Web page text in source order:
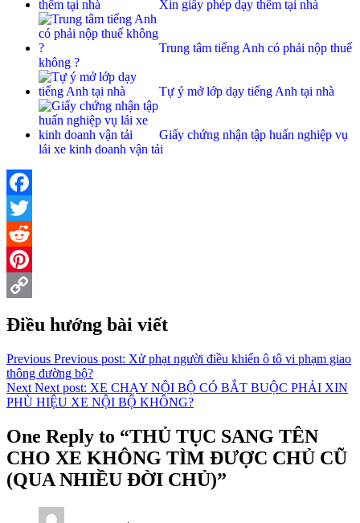
Xin giấy phép dạy thêm tại nhà
Trung tâm tiếng Anh có phải nộp thuế
không ?
Tự ý mở lớp dạy tiếng Anh tại nhà
Giấy chứng nhận tập huấn nghiệp vụ
lái xe kinh doanh vận tải
Facebook
Twitter
Reddit
Pinterest
Điều hướng bài viết
Previous Previous post: Xử phạt người điều khiển ô tô vi phạm giao
thông đường bộ?
Next Next post: XE CHẠY NỘI BỘ CÓ BẮT BUỘC PHẢI XIN
PHÙ HIỆU XE NỘI BỘ KHÔNG?
One Reply to “THỦ TỤC SANG TÊN
CHO XE KHÔNG TÌM ĐƯỢC CHỦ CŨ
(QUA NHIỀU ĐỜI CHỦ)”